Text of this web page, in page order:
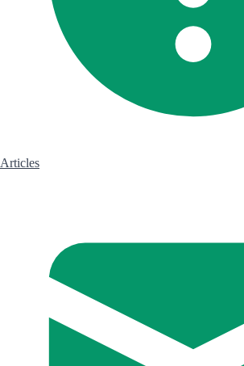
Articles